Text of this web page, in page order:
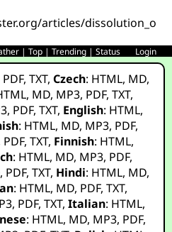
articles/
|Top |Trending |Status Login
PDF,TXT,Czech: HTML, MD,
, MD, MP3, PDF,TXT,
, PDF,TXT, English: HTML,
: HTML, MD, MP3, PDF,
PDF,TXT, Finnish: HTML,
: HTML, MD, MP3, PDF,
, PDF,TXT, Hindi: HTML, MD,
: HTML, MD, PDF,TXT,
, PDF,TXT,Italian: HTML,
: HTML, MD, MP3, PDF,